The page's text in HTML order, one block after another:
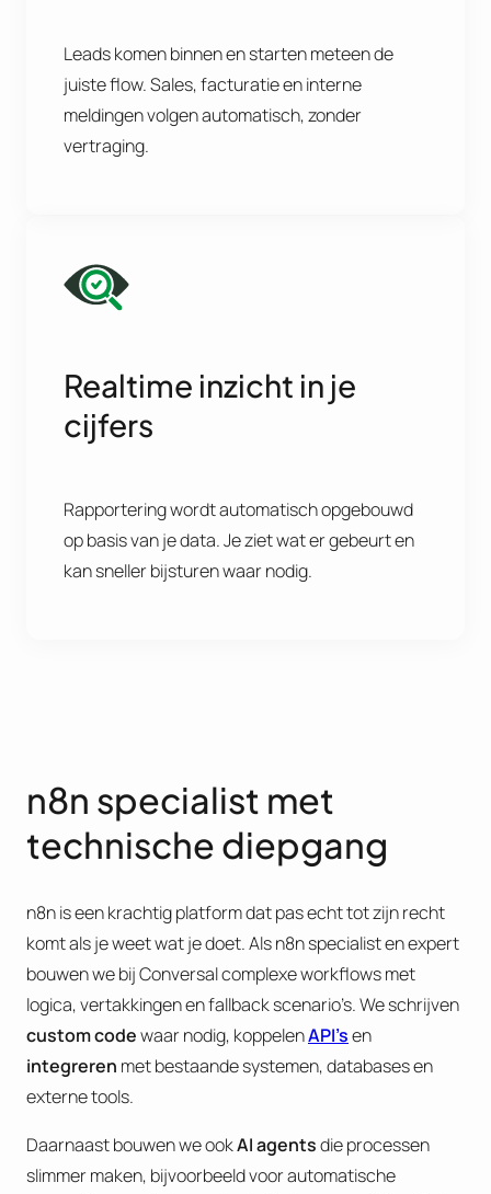
Leads komen binnen en starten meteen de
juiste flow. Sales, facturatie en interne
meldingen volgen automatisch, zonder
vertraging.
Realtime inzicht in je
cijfers
Rapportering wordt automatisch opgebouwd
op basis van je data. Je ziet wat er gebeurt en
kan sneller bijsturen waar nodig.
n8n specialist met
technische diepgang
n8n is een krachtig platform dat pas echt tot zijn recht
komt als je weet wat je doet. Als n8n specialist en expert
bouwen we bij Conversal complexe workflows met
logica, vertakkingen en fallback scenario’s. We schrijven
custom codewaar nodig, koppelenAPI’sen
integreren met bestaande systemen, databases en
externe tools.
Daarnaast bouwen we ookAI agentsdie processen
slimmer maken, bijvoorbeeld voor automatische